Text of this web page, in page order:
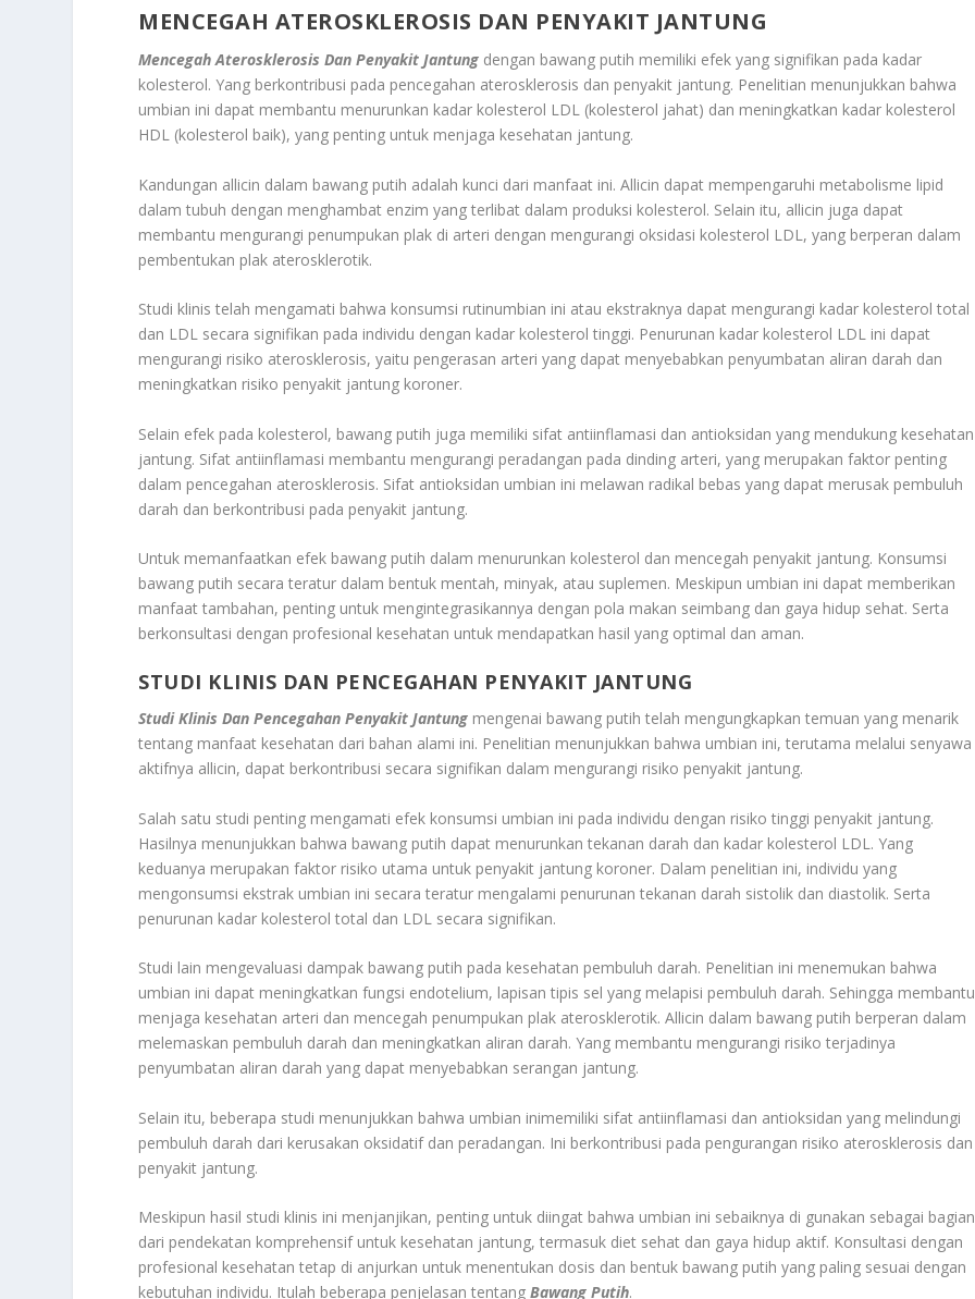
MENCEGAH ATEROSKLEROSIS DAN PENYAKIT JANTUNG
Mencegah Aterosklerosis Dan Penyakit Jantung dengan bawang putih memiliki efek yang signifikan pada kadar
kolesterol. Yang berkontribusi pada pencegahan aterosklerosis dan penyakit jantung. Penelitian menunjukkan bahwa
umbian ini dapat membantu menurunkan kadar kolesterol LDL (kolesterol jahat) dan meningkatkan kadar kolesterol
HDL (kolesterol baik), yang penting untuk menjaga kesehatan jantung.
Kandungan allicin dalam bawang putih adalah kunci dari manfaat ini. Allicin dapat mempengaruhi metabolisme lipid
dalam tubuh dengan menghambat enzim yang terlibat dalam produksi kolesterol. Selain itu, allicin juga dapat
membantu mengurangi penumpukan plak di arteri dengan mengurangi oksidasi kolesterol LDL, yang berperan dalam
pembentukan plak aterosklerotik.
Studi klinis telah mengamati bahwa konsumsi rutinumbian ini atau ekstraknya dapat mengurangi kadar kolesterol total
dan LDL secara signifikan pada individu dengan kadar kolesterol tinggi. Penurunan kadar kolesterol LDL ini dapat
mengurangi risiko aterosklerosis, yaitu pengerasan arteri yang dapat menyebabkan penyumbatan aliran darah dan
meningkatkan risiko penyakit jantung koroner.
Selain efek pada kolesterol, bawang putih juga memiliki sifat antiinflamasi dan antioksidan yang mendukung kesehatan
jantung. Sifat antiinflamasi membantu mengurangi peradangan pada dinding arteri, yang merupakan faktor penting
dalam pencegahan aterosklerosis. Sifat antioksidan umbian ini melawan radikal bebas yang dapat merusak pembuluh
darah dan berkontribusi pada penyakit jantung.
Untuk memanfaatkan efek bawang putih dalam menurunkan kolesterol dan mencegah penyakit jantung. Konsumsi
bawang putih secara teratur dalam bentuk mentah, minyak, atau suplemen. Meskipun umbian ini dapat memberikan
manfaat tambahan, penting untuk mengintegrasikannya dengan pola makan seimbang dan gaya hidup sehat. Serta
berkonsultasi dengan profesional kesehatan untuk mendapatkan hasil yang optimal dan aman.
STUDI KLINIS DAN PENCEGAHAN PENYAKIT JANTUNG
Studi Klinis Dan Pencegahan Penyakit Jantung mengenai bawang putih telah mengungkapkan temuan yang menarik
tentang manfaat kesehatan dari bahan alami ini. Penelitian menunjukkan bahwa umbian ini, terutama melalui senyawa
aktifnya allicin, dapat berkontribusi secara signifikan dalam mengurangi risiko penyakit jantung.
Salah satu studi penting mengamati efek konsumsi umbian ini pada individu dengan risiko tinggi penyakit jantung.
Hasilnya menunjukkan bahwa bawang putih dapat menurunkan tekanan darah dan kadar kolesterol LDL. Yang
keduanya merupakan faktor risiko utama untuk penyakit jantung koroner. Dalam penelitian ini, individu yang
mengonsumsi ekstrak umbian ini secara teratur mengalami penurunan tekanan darah sistolik dan diastolik. Serta
penurunan kadar kolesterol total dan LDL secara signifikan.
Studi lain mengevaluasi dampak bawang putih pada kesehatan pembuluh darah. Penelitian ini menemukan bahwa
umbian ini dapat meningkatkan fungsi endotelium, lapisan tipis sel yang melapisi pembuluh darah. Sehingga membantu
menjaga kesehatan arteri dan mencegah penumpukan plak aterosklerotik. Allicin dalam bawang putih berperan dalam
melemaskan pembuluh darah dan meningkatkan aliran darah. Yang membantu mengurangi risiko terjadinya
penyumbatan aliran darah yang dapat menyebabkan serangan jantung.
Selain itu, beberapa studi menunjukkan bahwa umbian inimemiliki sifat antiinflamasi dan antioksidan yang melindungi
pembuluh darah dari kerusakan oksidatif dan peradangan. Ini berkontribusi pada pengurangan risiko aterosklerosis dan
penyakit jantung.
Meskipun hasil studi klinis ini menjanjikan, penting untuk diingat bahwa umbian ini sebaiknya di gunakan sebagai bagian
dari pendekatan komprehensif untuk kesehatan jantung, termasuk diet sehat dan gaya hidup aktif. Konsultasi dengan
profesional kesehatan tetap di anjurkan untuk menentukan dosis dan bentuk bawang putih yang paling sesuai dengan
kebutuhan individu. Itulah beberapa penjelasan tentangBawang Putih.